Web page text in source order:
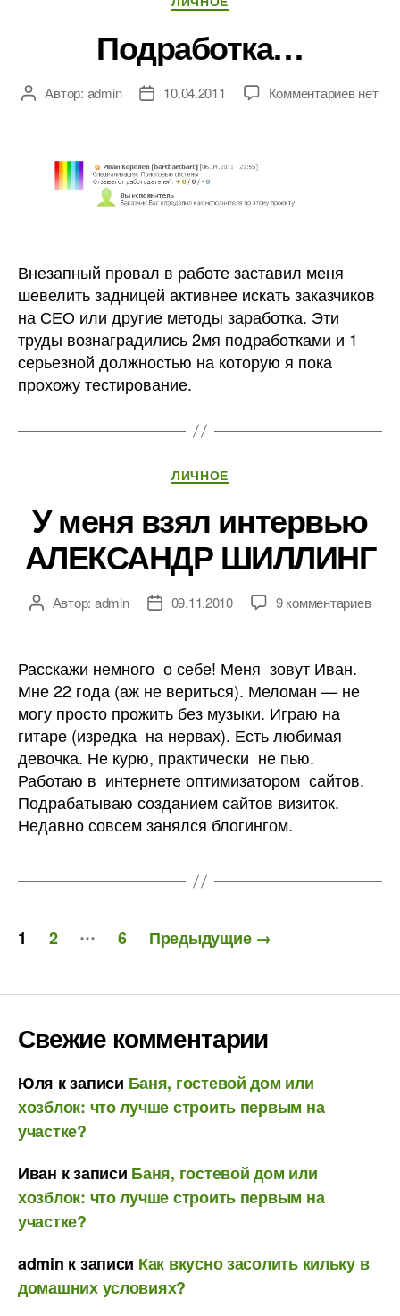
Подработка…
АвторАвтор: admin
Дата10.04.2011 Комментариевк
нет
Внезапный провал в работе заставил меня
шевелить задницей активнее искать заказчиков
на СЕО или другие методы заработка. Эти
труды вознаградились 2мя подработками и 1
серьезной должностью на которую я пока
прохожу тестирование.
Рубрики
ЛИЧНОЕ
У меня взял интервью
АЛЕКСАНДР ШИЛЛИНГ
АвторАвтор: admin
Дата09.11.2010 9 комментариевк
Расскажи немного о себе! Меня зовут Иван.
Мне 22 года (аж не вериться). Меломан — не
могу просто прожить без музыки. Играю на
гитаре (изредка на нервах). Есть любимая
девочка. Не курю, практически не пью.
Работаю в интернете оптимизатором сайтов.
Подрабатываю созданием сайтов визиток.
Недавно совсем занялся блогингом.
Пагинация
1 2 … 6 Предыдущие →
Свежие комментарии
Юля к записи Баня, гостевой дом или
хозблок: что лучше строить первым на
участке?
Иван к записи Баня, гостевой дом или
хозблок: что лучше строить первым на
участке?
admin к записи Как вкусно засолить кильку в
домашних условиях?